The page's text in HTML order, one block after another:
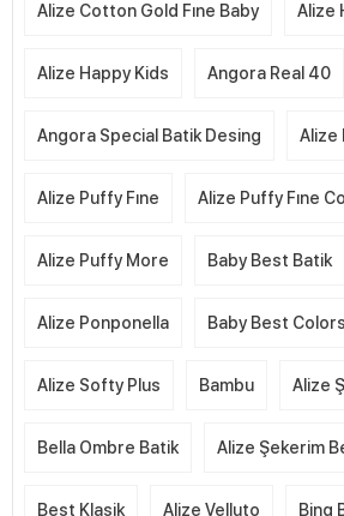
Alize Cotton Gold Fıne Baby Alize
Alize Happy Kids Angora Real 40
Angora Special Batik Desing Alize
Alize Puffy Fıne Alize Puffy Fıne
Alize Puffy More Baby Best Batik
Alize Ponponella Baby Best Colors
Alize Softy Plus Bambu Alize
Bella Ombre Batik Alize Şekerim
Best Klasik Alize Velluto Bing